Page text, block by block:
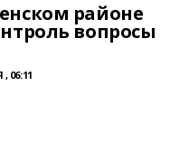
районе
вопросы
06:11